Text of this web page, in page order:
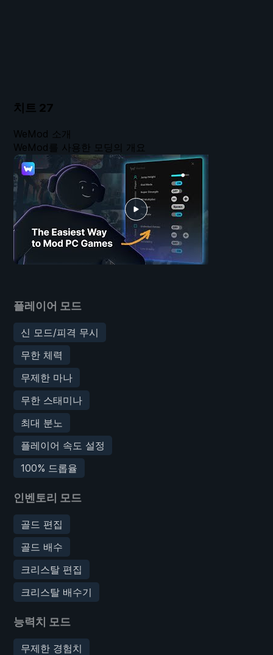
치트 27
플레이어 모드
신 모드/피격 무시
무한 체력
무제한 마나
무한 스태미나
최대 분노
플레이어 속도 설정
100% 드롭율
인벤토리 모드
골드 편집
골드 배수
크리스탈 편집
크리스탈 배수기
능력치 모드
무제한 경험치
WeMod 소개
WeMod를 사용한 모딩의 개요